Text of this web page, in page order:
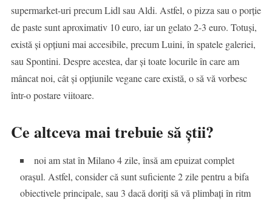
supermarket-uri precum Lidl sau Aldi. Astfel, o pizza sau o porție
de paste sunt aproximativ 10 euro, iar un gelato 2-3 euro. Totuși,
există și opțiuni mai accesibile, precum Luini, în spatele galeriei,
sau Spontini. Despre acestea, dar și toate locurile în care am
mâncat noi, cât și opțiunile vegane care există, o să vă vorbesc
într-o postare viitoare.
Ce altceva mai trebuie să știi?
noi am stat în Milano 4 zile, însă am epuizat complet
orașul. Astfel, consider că sunt suficiente 2 zile pentru a bifa
obiectivele principale, sau 3 dacă doriți să vă plimbați în ritm